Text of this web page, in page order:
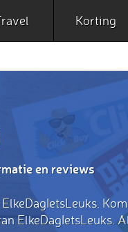
Korting
en reviews
ElkeDagIetsLeuks.